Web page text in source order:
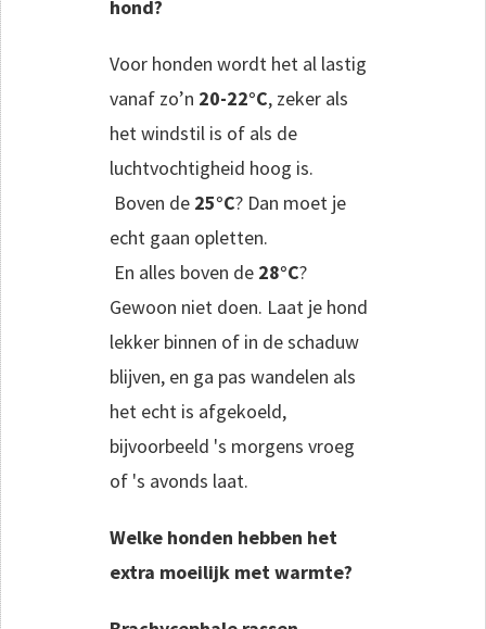
hond?
Voor honden wordt het al lastig
vanaf zo’n 20-22°C, zeker als
het windstil is of als de
luchtvochtigheid hoog is.
Boven de 25°C? Dan moet je
echt gaan opletten.
En alles boven de 28°C?
Gewoon niet doen. Laat je hond
lekker binnen of in de schaduw
blijven, en ga pas wandelen als
het echt is afgekoeld,
bijvoorbeeld 's morgens vroeg
of 's avonds laat.
Welke honden hebben het
extra moeilijk met warmte?